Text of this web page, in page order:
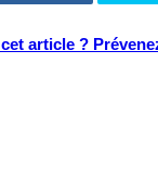
article ?